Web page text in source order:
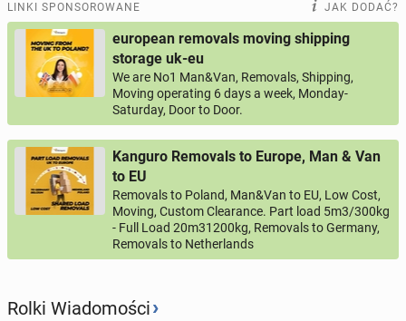
LINKI SPONSOROWANE JAK DODAĆ?
european removals moving shipping
storage uk-eu
We are No1 Man&Van, Removals, Shipping,
Moving operating 6 days a week, Monday-
Saturday, Door to Door.
Kanguro Removals to Europe, Man & Van
to EU
Removals to Poland, Man&Van to EU, Low Cost,
Moving, Custom Clearance. Part load 5m3/300kg
- Full Load 20m31200kg, Removals to Germany,
Removals to Netherlands
Rolki Wiadomości›